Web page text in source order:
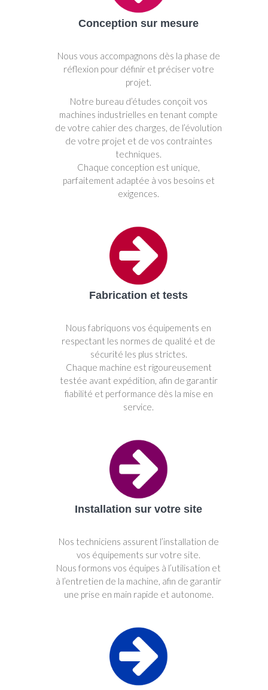
Conception sur mesure
Nous vous accompagnons dès la phase de
réflexion pour définir et préciser votre
projet.
Notre bureau d’études conçoit vos
machines industrielles en tenant compte
de votre cahier des charges, de l’évolution
de votre projet et de vos contraintes
techniques.
Chaque conception est unique,
parfaitement adaptée à vos besoins et
exigences.
Fabrication et tests
Nous fabriquons vos équipements en
respectant les normes de qualité et de
sécurité les plus strictes.
Chaque machine est rigoureusement
testée avant expédition, afin de garantir
fiabilité et performance dès la mise en
service.
Installation sur votre site
Nos techniciens assurent l’installation de
vos équipements sur votre site.
Nous formons vos équipes à l’utilisation et
à l’entretien de la machine, afin de garantir
une prise en main rapide et autonome.